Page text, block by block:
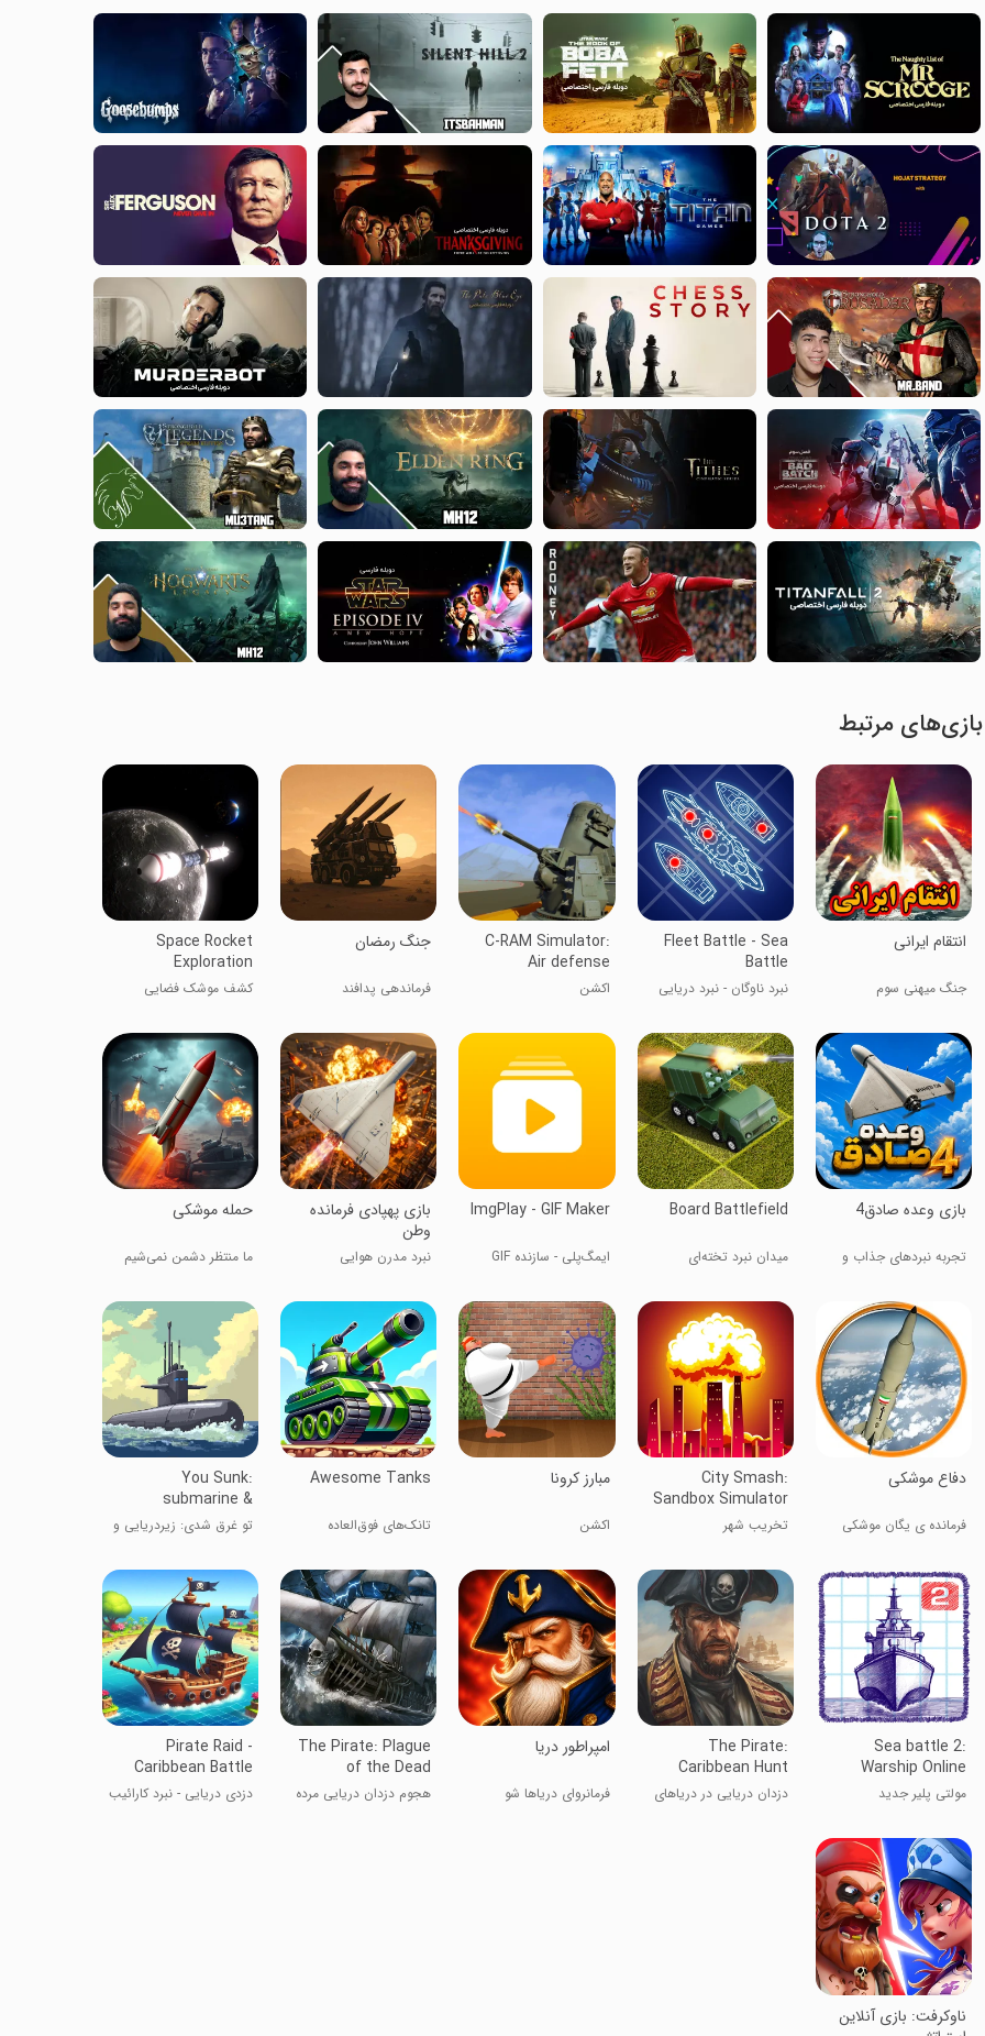
بازی‌های مرتبط
‏انتقام ایرانی
جنگ میهنی سوم
Fleet Battle - Sea
Battle
نبرد ناوگان - نبرد دریایی
C-RAM Simulator:
Air defense
اکشن
‏‏جنگ رمضان
فرماندهی پدافند
Space Rocket
Exploration
کشف موشک فضایی
‏‏‏بازی وعده صادق4
تجربه نبردهای جذاب و
Board Battlefield
میدان نبرد تخته‌ای
ImgPlay - GIF Maker
ایمگ‌پلی - سازنده GIF
‏‏‏‏‏‏بازی پهپادی فرمانده
وطن
نبرد مدرن هوایی
‏‏‏‏‏‏‏حمله موشکی
ما منتظر دشمن نمی‌شیم
‏دفاع موشکی
فرمانده ی یگان موشکی
City Smash:
Sandbox Simulator
تخریب شهر
مبارز کرونا
اکشن
Awesome Tanks
تانک‌های فوق‌العاده
You Sunk:
submarine &
warships
تو غرق شدی: زیردریایی و
Sea battle 2:
Warship Online
مولتی پلیر جدید
The Pirate:
Caribbean Hunt
دزدان دریایی در دریاهای
‏‏‏امپراطور دریا
فرمانروای دریاها شو
The Pirate: Plague
of the Dead
هجوم دزدان دریایی مرده
Pirate Raid -
Caribbean Battle
دزدی دریایی - نبرد کارائیب
ناوکرفت: بازی آنلاین